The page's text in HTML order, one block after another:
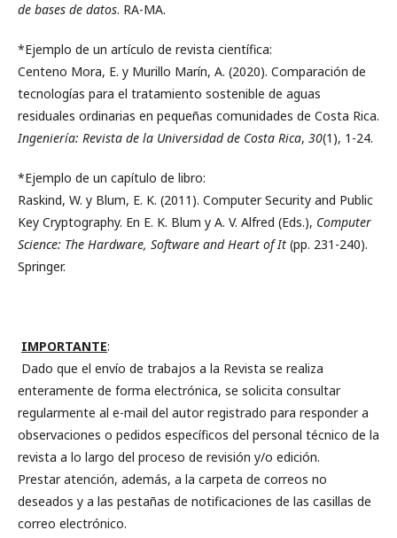
de bases de datos. RA-MA.
*Ejemplo de un artículo de revista científica:
Centeno Mora, E. y Murillo Marín, A. (2020). Comparación de
tecnologías para el tratamiento sostenible de aguas
residuales ordinarias en pequeñas comunidades de Costa Rica.
Ingeniería: Revista de la Universidad de Costa Rica, 30(1), 1-24.
*Ejemplo de un capítulo de libro:
Raskind, W. y Blum, E. K. (2011). Computer Security and Public
Key Cryptography. En E. K. Blum y A. V. Alfred (Eds.), Computer
Science: The Hardware, Software and Heart of It (pp. 231-240).
Springer.
IMPORTANTE:
Dado que el envío de trabajos a la Revista se realiza
enteramente de forma electrónica, se solicita consultar
regularmente al e-mail del autor registrado para responder a
observaciones o pedidos específicos del personal técnico de la
revista a lo largo del proceso de revisión y/o edición.
Prestar atención, además, a la carpeta de correos no
deseados y a las pestañas de notificaciones de las casillas de
correo electrónico.